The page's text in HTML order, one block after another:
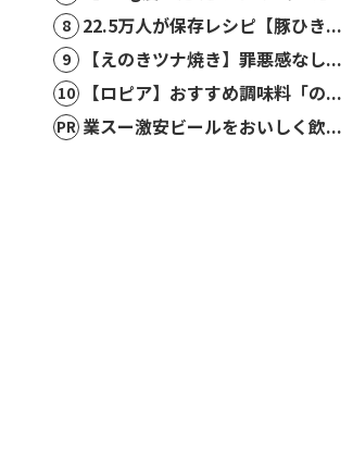
22.5万人が保存レシピ【豚ひき...
【えのきツナ焼き】罪悪感なし...
【ロピア】おすすめ調味料「の...
業スー激安ビールをおいしく飲...